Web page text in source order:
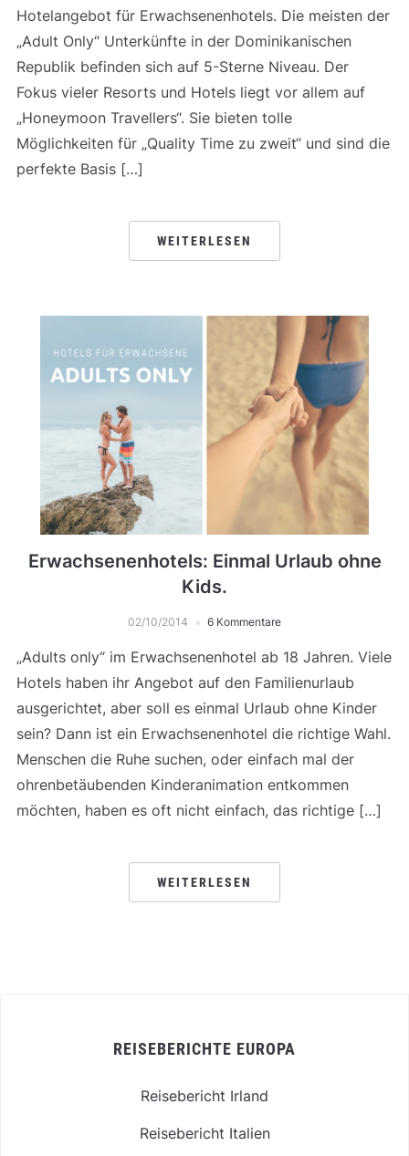
Hotelangebot für Erwachsenenhotels. Die meisten der
„Adult Only“ Unterkünfte in der Dominikanischen
Republik befinden sich auf 5-Sterne Niveau. Der
Fokus vieler Resorts und Hotels liegt vor allem auf
„Honeymoon Travellers“. Sie bieten tolle
Möglichkeiten für „Quality Time zu zweit“ und sind die
perfekte Basis […]
WEITERLESEN
Erwachsenenhotels: Einmal Urlaub ohne
Kids.
02/10/2014 6 Kommentare
„Adults only“ im Erwachsenenhotel ab 18 Jahren. Viele
Hotels haben ihr Angebot auf den Familienurlaub
ausgerichtet, aber soll es einmal Urlaub ohne Kinder
sein? Dann ist ein Erwachsenenhotel die richtige Wahl.
Menschen die Ruhe suchen, oder einfach mal der
ohrenbetäubenden Kinderanimation entkommen
möchten, haben es oft nicht einfach, das richtige […]
WEITERLESEN
REISEBERICHTE EUROPA
Reisebericht Irland
Reisebericht Italien